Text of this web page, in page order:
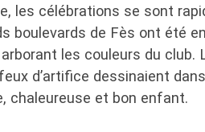
les célébrations se sont
boulevards de Fès ont été
les couleurs du club.
d’artifice dessinaient
chaleureuse et bon enfant.